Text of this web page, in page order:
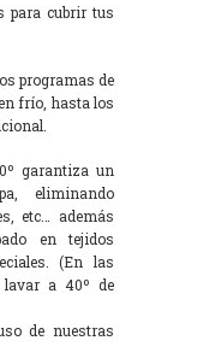
para cubrir tus
programas de
frío, hasta los
garantiza un
eliminando
etc… además
en tejidos
(En las
lavar a 40º de
de nuestras